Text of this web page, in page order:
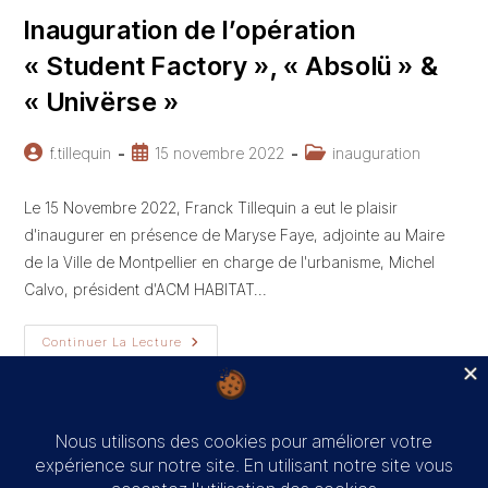
Inauguration de l’opération
« Student Factory », « Absolü » &
« Univërse »
Auteur/autrice
la
f.tillequin
Publication
15 novembre 2022
Post inauguration
Le 15 Novembre 2022, Franck Tillequin a eut le plaisir
d'inaugurer en présence de Maryse Faye, adjointe au Maire
de la Ville de Montpellier en charge de l'urbanisme, Michel
Calvo, président d'ACM HABITAT…
Continuer La Lecture
Inauguration
De
L’opération
« Student
Factory »,
&
« Univërse »